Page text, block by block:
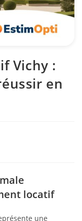
Vichy :
en
locatif
une